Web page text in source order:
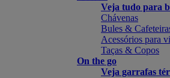
Veja tudo para
Chávenas
Bules &
Acessórios para
Taças & Copos
On the go
Veja garrafas